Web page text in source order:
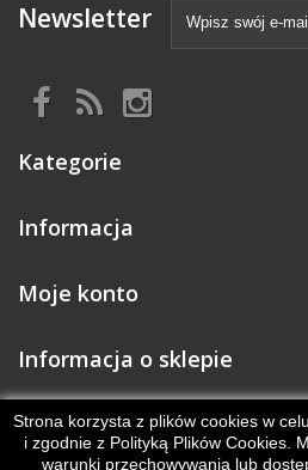
Newsletter
Kategorie
Informacja
Moje konto
Informacja o sklepie
Strona korzysta z plików cookies w
i zgodnie z Polityką Plików Cookies.
warunki przechowywania lub